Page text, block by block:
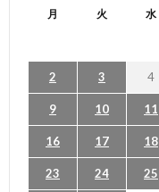
月 火 水
2 3 4
9 10 11
16 17 18
23 24 25